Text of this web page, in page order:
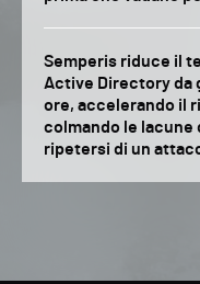
Semperis riduce il
Active Directory da
ore, accelerando il
colmando le lacune
ripetersi di un